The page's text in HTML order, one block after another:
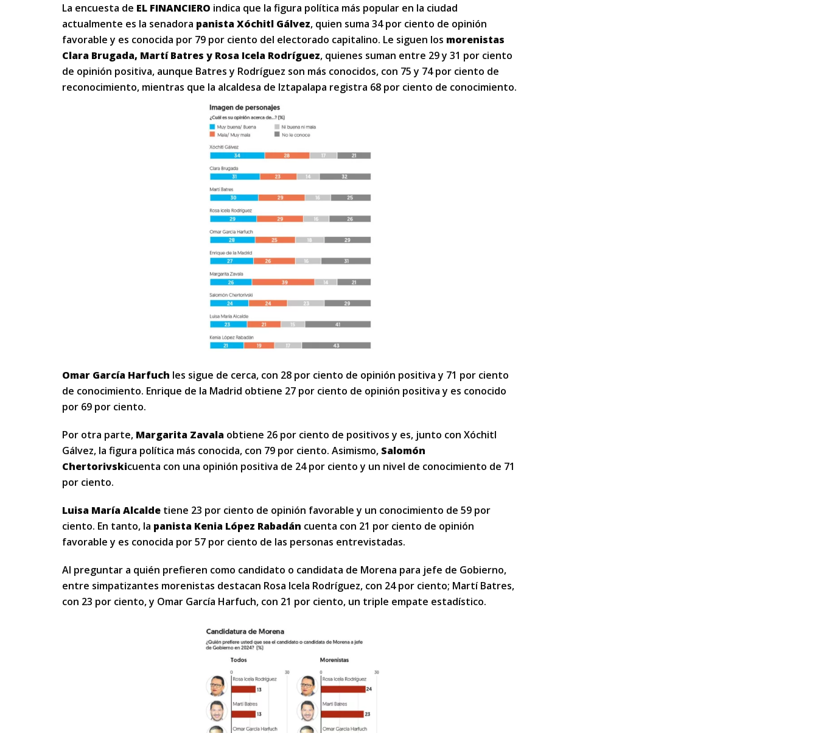
La encuesta de EL FINANCIERO indica que la figura política más popular en la ciudad
actualmente es la senadora panista Xóchitl Gálvez, quien suma 34 por ciento de opinión
favorable y es conocida por 79 por ciento del electorado capitalino. Le siguen los morenistas
Clara Brugada, Martí Batres y Rosa Icela Rodríguez, quienes suman entre 29 y 31 por ciento
de opinión positiva, aunque Batres y Rodríguez son más conocidos, con 75 y 74 por ciento de
reconocimiento, mientras que la alcaldesa de Iztapalapa registra 68 por ciento de conocimiento.
Omar García Harfuch les sigue de cerca, con 28 por ciento de opinión positiva y 71 por ciento
de conocimiento. Enrique de la Madrid obtiene 27 por ciento de opinión positiva y es conocido
por 69 por ciento.
Por otra parte, Margarita Zavala obtiene 26 por ciento de positivos y es, junto con Xóchitl
Gálvez, la figura política más conocida, con 79 por ciento. Asimismo, Salomón
Chertorivskicuenta con una opinión positiva de 24 por ciento y un nivel de conocimiento de 71
por ciento.
Luisa María Alcalde tiene 23 por ciento de opinión favorable y un conocimiento de 59 por
ciento. En tanto, la panista Kenia López Rabadán cuenta con 21 por ciento de opinión
favorable y es conocida por 57 por ciento de las personas entrevistadas.
Al preguntar a quién prefieren como candidato o candidata de Morena para jefe de Gobierno,
entre simpatizantes morenistas destacan Rosa Icela Rodríguez, con 24 por ciento; Martí Batres,
con 23 por ciento, y Omar García Harfuch, con 21 por ciento, un triple empate estadístico.